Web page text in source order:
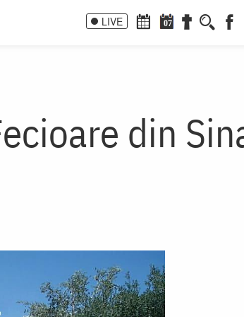
LIVE 07
din